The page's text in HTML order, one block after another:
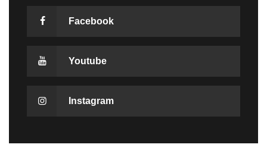
Facebook
Youtube
Instagram